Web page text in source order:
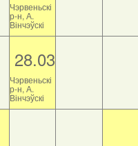
Чэрвеньскі
р-н, А.
Вінчэўскі
28.03
Чэрвеньскі
р-н, А.
Вінчэўскі